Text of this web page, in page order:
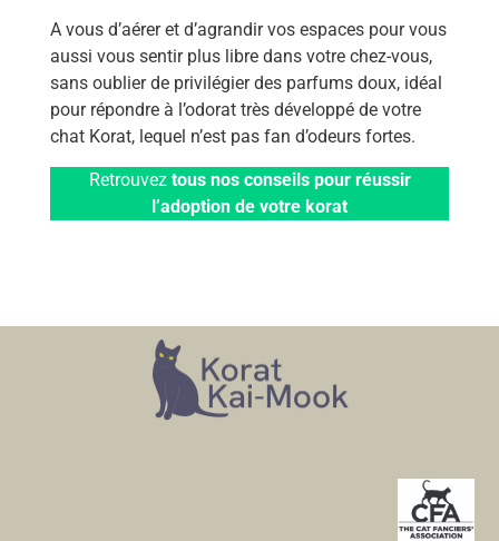
A vous d’aérer et d’agrandir vos espaces pour vous
aussi vous sentir plus libre dans votre chez-vous,
sans oublier de privilégier des parfums doux, idéal
pour répondre à l’odorat très développé de votre
chat Korat, lequel n’est pas fan d’odeurs fortes.
Retrouvez tous nos conseils pour réussir
l’adoption de votre korat